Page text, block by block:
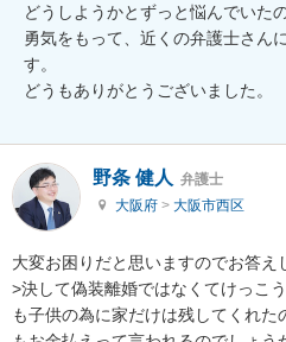
どうしようかとずっと悩んでいた
勇気をもって、近くの弁護士さん
す。
どうもありがとうございました。
野条 健人 弁護士
大阪府 > 大阪市西区
大変お困りだと思いますのでお答え
>決して偽装離婚ではなくてけっこ
も子供の為に家だけは残してくれ